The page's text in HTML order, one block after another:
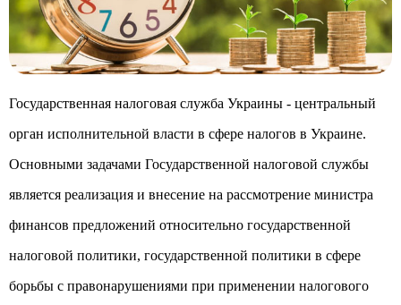
Государственная налоговая служба Украины - центральный
орган исполнительной власти в сфере налогов в Украине.
Основными задачами Государственной налоговой службы
является реализация и внесение на рассмотрение министра
финансов предложений относительно государственной
налоговой политики, государственной политики в сфере
борьбы с правонарушениями при применении налогового